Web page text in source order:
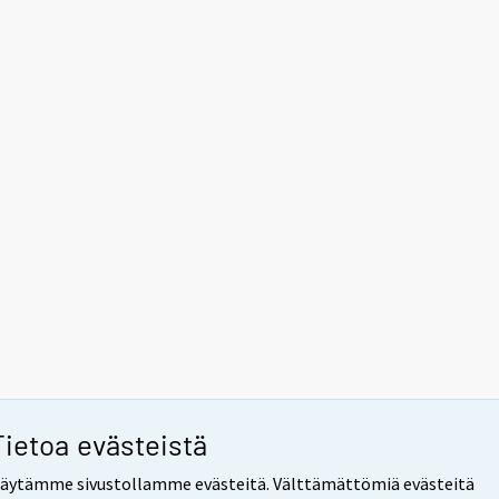
evästeistä
sivustollamme evästeitä. Välttämättömiä evästeitä